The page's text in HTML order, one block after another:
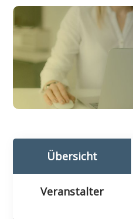
Übersicht
Veranstalter